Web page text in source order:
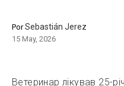
PorSebastián Jerez
15 May, 2026
Ветеринар лікував 25-